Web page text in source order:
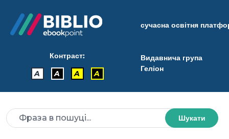
сучасна освітня
Контраст:
A
A A A
Видавнича група
Геліон
Шукати